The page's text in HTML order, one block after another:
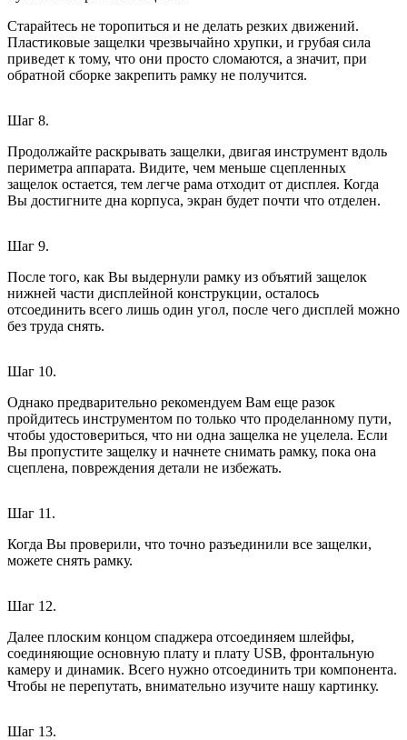
Старайтесь не торопиться и не делать резких движений.
Пластиковые защелки чрезвычайно хрупки, и грубая сила
приведет к тому, что они просто сломаются, а значит, при
обратной сборке закрепить рамку не получится.
Шаг 8.
Продолжайте раскрывать защелки, двигая инструмент вдоль
периметра аппарата. Видите, чем меньше сцепленных
защелок остается, тем легче рама отходит от дисплея. Когда
Вы достигните дна корпуса, экран будет почти что отделен.
Шаг 9.
После того, как Вы выдернули рамку из объятий защелок
нижней части дисплейной конструкции, осталось
отсоединить всего лишь один угол, после чего дисплей можно
без труда снять.
Шаг 10.
Однако предварительно рекомендуем Вам еще разок
пройдитесь инструментом по только что проделанному пути,
чтобы удостовериться, что ни одна защелка не уцелела. Если
Вы пропустите защелку и начнете снимать рамку, пока она
сцеплена, повреждения детали не избежать.
Шаг 11.
Когда Вы проверили, что точно разъединили все защелки,
можете снять рамку.
Шаг 12.
Далее плоским концом спаджера отсоединяем шлейфы,
соединяющие основную плату и плату USB, фронтальную
камеру и динамик. Всего нужно отсоединить три компонента.
Чтобы не перепутать, внимательно изучите нашу картинку.
Шаг 13.